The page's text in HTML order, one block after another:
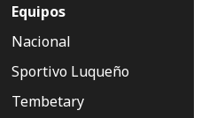
Equipos
Nacional
Sportivo Luqueño
Tembetary